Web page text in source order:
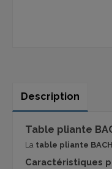
Description
Table pliante
La table pliante BACH
Caractéristiques